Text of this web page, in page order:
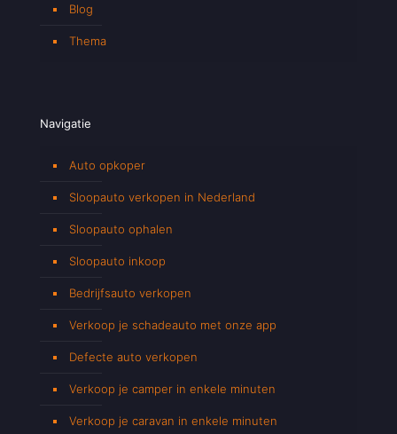
Blog
Thema
Navigatie
Auto opkoper
Sloopauto verkopen in Nederland
Sloopauto ophalen
Sloopauto inkoop
Bedrijfsauto verkopen
Verkoop je schadeauto met onze app
Defecte auto verkopen
Verkoop je camper in enkele minuten
Verkoop je caravan in enkele minuten